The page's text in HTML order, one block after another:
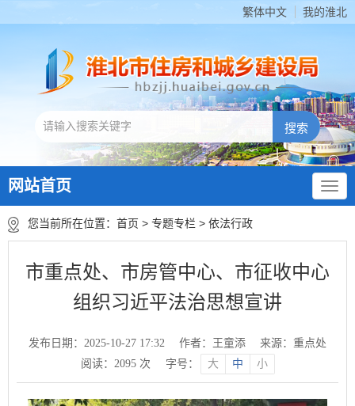
繁体中文 我的淮北
网站首页
您当前所在位置： 首页 > 专题专栏 > 依法行政
市重点处、市房管中心、市征收中心
组织习近平法治思想宣讲
发布日期：2025-10-27 17:32 作者：王童添
来源：重点处
阅读： 2095次 字号： 大 中 小